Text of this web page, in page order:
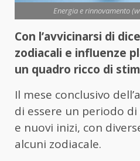
Energia e rinnovamento
Con l’avvicinarsi di
zodiacali e influenze
un quadro ricco di
Il mese conclusivo
di essere un periodo
e nuovi inizi, con
alcuni zodiacale.